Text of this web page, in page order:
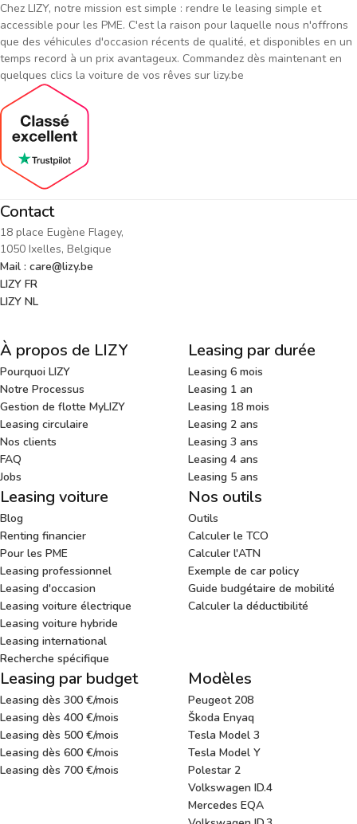
Chez LIZY, notre mission est simple : rendre le leasing simple et
accessible pour les PME. C'est la raison pour laquelle nous n'offrons
que des véhicules d'occasion récents de qualité, et disponibles en un
temps record à un prix avantageux. Commandez dès maintenant en
quelques clics la voiture de vos rêves sur lizy.be
Contact
18 place Eugène Flagey,
1050 Ixelles, Belgique
Mail : care@lizy.be
LIZY FR
LIZY NL
À propos de LIZY
Pourquoi LIZY
Notre Processus
Gestion de flotte MyLIZY
Leasing circulaire
Nos clients
FAQ
Jobs
Leasing par durée
Leasing 6 mois
Leasing 1 an
Leasing 18 mois
Leasing 2 ans
Leasing 3 ans
Leasing 4 ans
Leasing 5 ans
Leasing voiture
Blog
Renting financier
Pour les PME
Leasing professionnel
Leasing d'occasion
Leasing voiture électrique
Leasing voiture hybride
Leasing international
Recherche spécifique
Nos outils
Outils
Calculer le TCO
Calculer l'ATN
Exemple de car policy
Guide budgétaire de mobilité
Calculer la déductibilité
Leasing par budget
Leasing dès 300 €/mois
Leasing dès 400 €/mois
Leasing dès 500 €/mois
Leasing dès 600 €/mois
Leasing dès 700 €/mois
Modèles
Peugeot 208
Škoda Enyaq
Tesla Model 3
Tesla Model Y
Polestar 2
Volkswagen ID.4
Mercedes EQA